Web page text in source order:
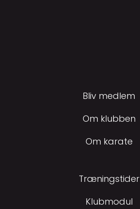
Bliv medlem
Om klubben
Om karate
Træningstider
Klubmodul